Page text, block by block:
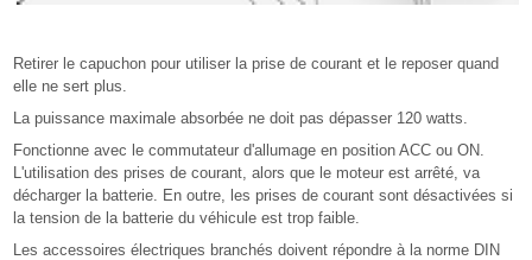
Retirer le capuchon pour utiliser la prise de courant et le reposer quand
elle ne sert plus.
La puissance maximale absorbée ne doit pas dépasser 120 watts.
Fonctionne avec le commutateur d'allumage en position ACC ou ON.
L'utilisation des prises de courant, alors que le moteur est arrêté, va
décharger la batterie. En outre, les prises de courant sont désactivées si
la tension de la batterie du véhicule est trop faible.
Les accessoires électriques branchés doivent répondre à la norme DIN